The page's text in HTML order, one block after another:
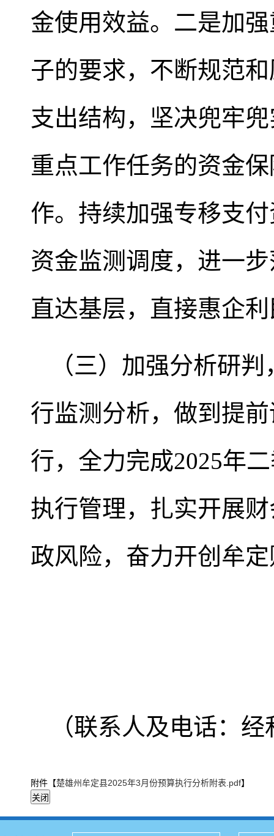
金使用效益。二是加
子的要求，不断规范
支出结构，坚决兜牢
重点工作任务的资金
作。持续加强专移支
资金监测调度，进一
直达基层，直接惠企
（三）加强分析研
行监测分析，做到提
行，全力完成2025年
执行管理，扎实开展
政风险，奋力开创牟
（联系人及电话：
附件【楚雄州牟定县2025年3月份预算执行分析附表.pdf】